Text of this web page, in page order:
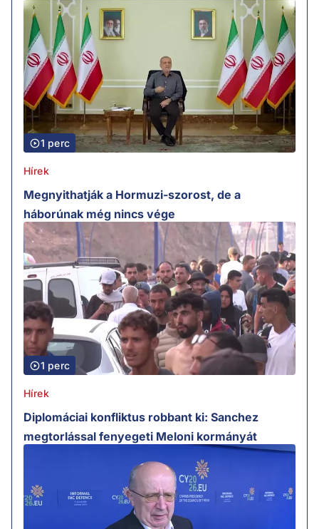
1 perc
Hírek
Megnyithatják a Hormuzi-szorost, de a
háborúnak még nincs vége
1 perc
Hírek
Diplomáciai konfliktus robbant ki: Sanchez
megtorlással fenyegeti Meloni kormányát